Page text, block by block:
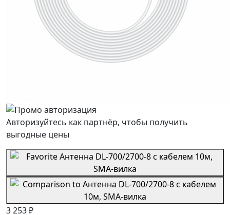
Авторизуйтесь как партнёр, чтобы получить
выгодные цены
3 253 ₽